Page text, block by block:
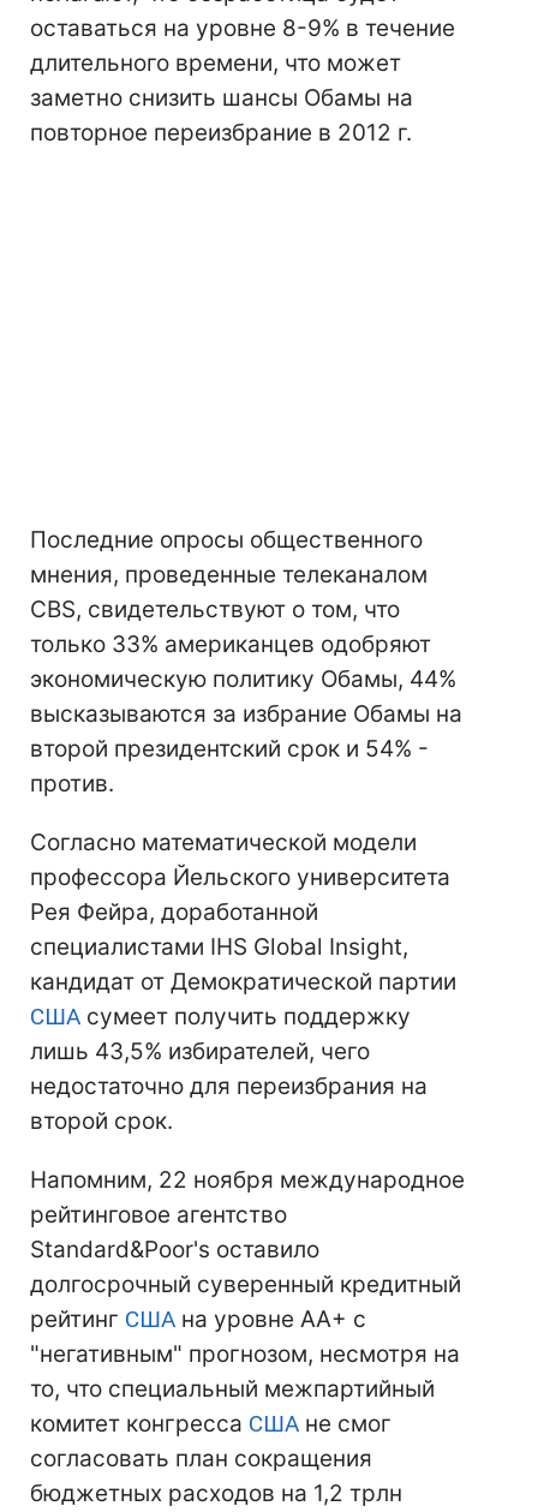
оставаться на уровне 8-9% в течение
длительного времени, что может
заметно снизить шансы Обамы на
повторное переизбрание в 2012 г.
Последние опросы общественного
мнения, проведенные телеканалом
CBS, свидетельствуют о том, что
только 33% американцев одобряют
экономическую политику Обамы, 44%
высказываются за избрание Обамы на
второй президентский срок и 54% -
против.
Согласно математической модели
профессора Йельского университета
Рея Фейра, доработанной
специалистами IHS Global Insight,
кандидат от Демократической партии
США сумеет получить поддержку
лишь 43,5% избирателей, чего
недостаточно для переизбрания на
второй срок.
Напомним, 22 ноября международное
рейтинговое агентство
Standard&Poor's оставило
долгосрочный суверенный кредитный
рейтинг США на уровне АА+ с
"негативным" прогнозом, несмотря на
то, что специальный межпартийный
комитет конгресса США не смог
согласовать план сокращения
бюджетных расходов на 1,2 трлн